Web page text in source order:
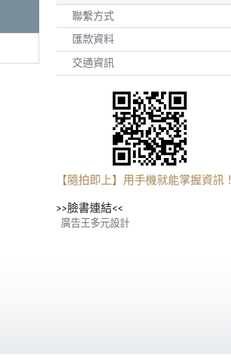
聯繫方式
匯款資料
交通資訊
【隨拍即上】用手機就能掌握資訊！
>>臉書連結<<
廣告王多元設計